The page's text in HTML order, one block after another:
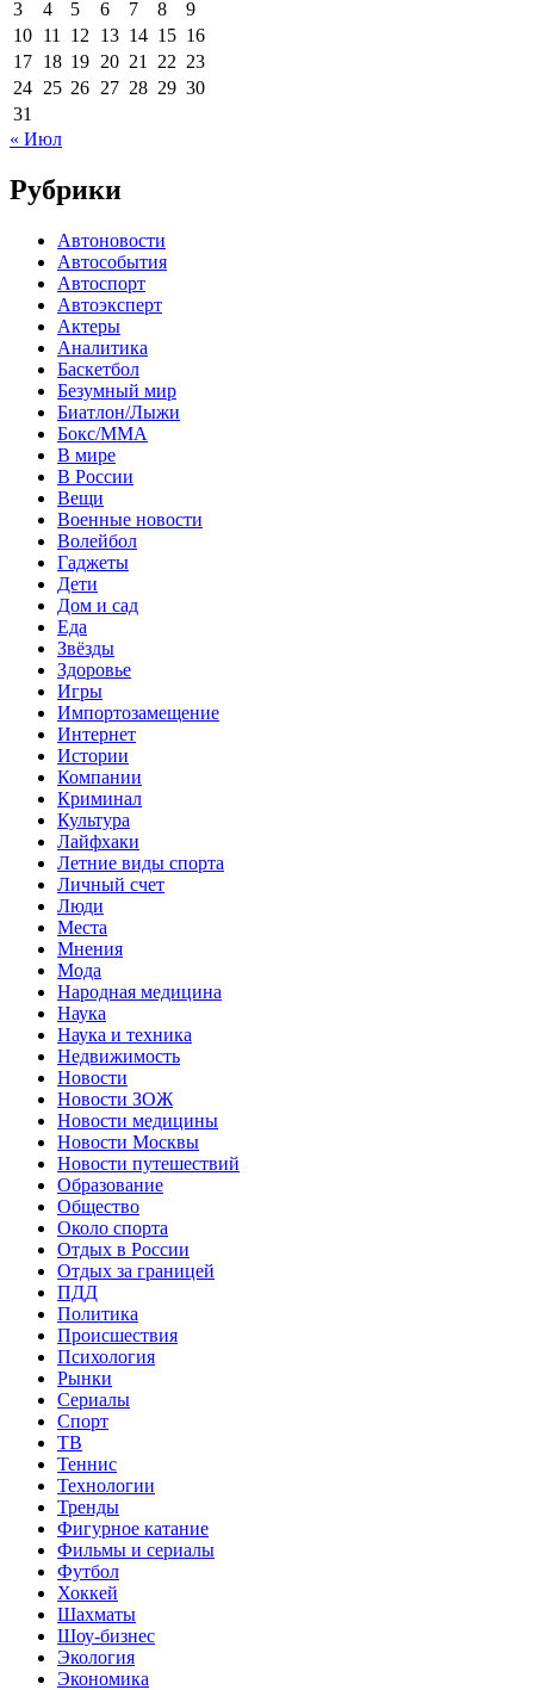
3 4 5 6 7 8
9
10 11 12 13 14 15 16
17 18 19 20 21 22 23
24 25 26 27 28 29 30
31
« Июл
Рубрики
Автоновости
Автособытия
Автоспорт
Автоэксперт
Актеры
Аналитика
Баскетбол
Безумный мир
Биатлон/Лыжи
Бокс/MMA
В мире
В России
Вещи
Военные новости
Волейбол
Гаджеты
Дети
Дом и сад
Еда
Звёзды
Здоровье
Игры
Импортозамещение
Интернет
Истории
Компании
Криминал
Культура
Лайфхаки
Летние виды спорта
Личный счет
Люди
Места
Мнения
Мода
Народная медицина
Наука
Наука и техника
Недвижимость
Новости
Новости ЗОЖ
Новости медицины
Новости Москвы
Новости путешествий
Образование
Общество
Около спорта
Отдых в России
Отдых за границей
ПДД
Политика
Происшествия
Психология
Рынки
Сериалы
Спорт
ТВ
Теннис
Технологии
Тренды
Фигурное катание
Фильмы и сериалы
Футбол
Хоккей
Шахматы
Шоу-бизнес
Экология
Экономика